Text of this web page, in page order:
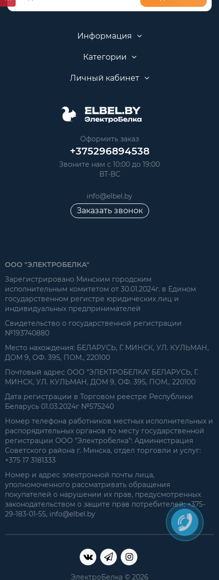
Информация
Категории
Личный кабинет
Оформить заказ
+375296894538
Звоните нам с 10:00 до 19:00
ВТ-ВС
info@elbel.by
Заказать звонок
ООО "ЭЛЕКТРОБЕЛКА"
Зарегистрировано Минским городским
исполнительным комитетом от 30.01.2024г. в Едином
государственном регистре юридических лиц и
индивидуальных предпринимателей
Свидетельство о государственной регистрации
№193740880
Место нахождения: БЕЛАРУСЬ, Г. МИНСК, УЛ. КУЛЬМАН,
ДОМ 9, ОФ. 395, ПОМ., 220100
Почтовый адрес ООО "ЭЛЕКТРОБЕЛКА" БЕЛАРУСЬ, Г.
МИНСК, УЛ. КУЛЬМАН, ДОМ 9, ОФ. 395, ПОМ., 220100
Дата регистрации в Торговом реестре Республики
Беларусь 01.03.2024г №575240
Номер телефона работников местных исполнительных и
распорядительных органов по месту государственной
регистрации ООО "Электробелка": Администрация
Советского района г. Минска, отдел торговли и услуг:
+375 17 3181333
Номер и адрес электронной почты лица,
уполномоченного рассматривать обращения
покупателей о нарушении их прав, предусмотренных
законодательством о защите прав потребителей: +375-
29-183-01-55, info@elbel.by
ЭлектроБелка © 2026